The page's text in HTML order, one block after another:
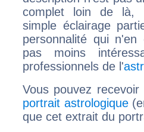
complet loin de là,
simple éclairage
personnalité qui n'en
pas moins
professionnels de l'
Vous pouvez
portrait astrologique
que cet extrait du